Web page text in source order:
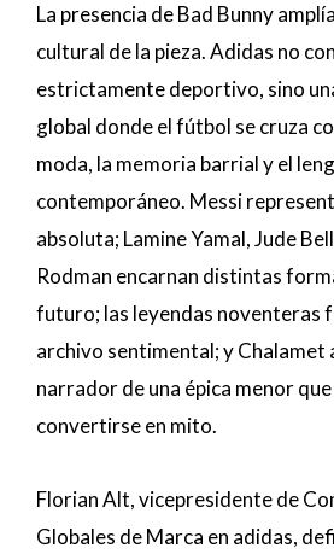
La presencia de Bad Bunny
cultural de la pieza. Adidas no
estrictamente deportivo, sino
global donde el fútbol se cruza
moda, la memoria barrial y el
contemporáneo. Messi
absoluta; Lamine Yamal, Jude
Rodman encarnan distintas
futuro; las leyendas noventeras
archivo sentimental; y Chalamet
narrador de una épica menor
convertirse en mito.
Florian Alt, vicepresidente de
Globales de Marca en adidas,